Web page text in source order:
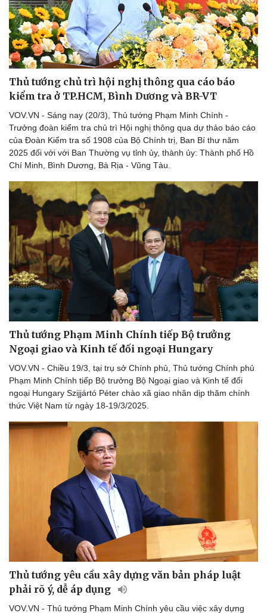
Doanh nghiệp
Công nghệ
Thủ tướng chủ trì hội nghị thông qua cáo báo
kiểm tra ở TP.HCM, Bình Dương và BR-VT
VOV.VN - Sáng nay (20/3), Thủ tướng Phạm Minh Chính -
Trưởng đoàn kiểm tra chủ trì Hội nghị thông qua dự thảo báo cáo
của Đoàn Kiểm tra số 1908 của Bộ Chính trị, Ban Bí thư năm
2025 đối với với Ban Thường vụ tỉnh ủy, thành ủy: Thành phố Hồ
Chí Minh, Bình Dương, Bà Rịa - Vũng Tàu.
Thủ tướng Phạm Minh Chính tiếp Bộ trưởng
Ngoại giao và Kinh tế đối ngoại Hungary
VOV.VN - Chiều 19/3, tại trụ sở Chính phủ, Thủ tướng Chính phủ
Phạm Minh Chính tiếp Bộ trưởng Bộ Ngoại giao và Kinh tế đối
ngoại Hungary Szijjártó Péter chào xã giao nhân dịp thăm chính
thức Việt Nam từ ngày 18-19/3/2025.
Thủ tướng yêu cầu xây dựng văn bản pháp luật
phải rõ ý, dễ áp dụng
VOV.VN - Thủ tướng Phạm Minh Chính yêu cầu việc xây dựng